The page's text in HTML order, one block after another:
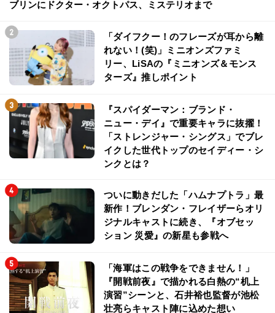
ブリンにドクター・オクトパス、ミステリオまで
「ダイフクー！のフレーズが耳から離
れない！(笑)」ミニオンズファミ
リー、LiSAの『ミニオンズ＆モンス
ターズ』推しポイント
『スパイダーマン：ブランド・
ニュー・デイ』で重要キャラに抜擢！
「ストレンジャー・シングス」でブレ
イクした世代トップのセイディー・シ
ンクとは？
ついに動きだした「ハムナプトラ」最
新作！ブレンダン・フレイザーらオリ
ジナルキャストに続き、『オブセッ
ション 災愛』の新星も参戦へ
「海軍はこの戦争をできません！」
『開戦前夜』で描かれる白熱の“机上
演習”シーンと、石井裕也監督が池松
壮亮らキャスト陣に込めた想い